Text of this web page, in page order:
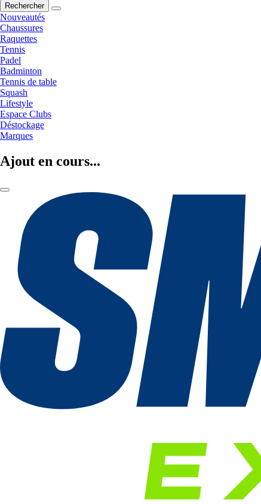
Rechercher
Nouveautés
Chaussures
Raquettes
Tennis
Padel
Badminton
Tennis de table
Squash
Lifestyle
Espace Clubs
Déstockage
Marques
Ajout en cours...